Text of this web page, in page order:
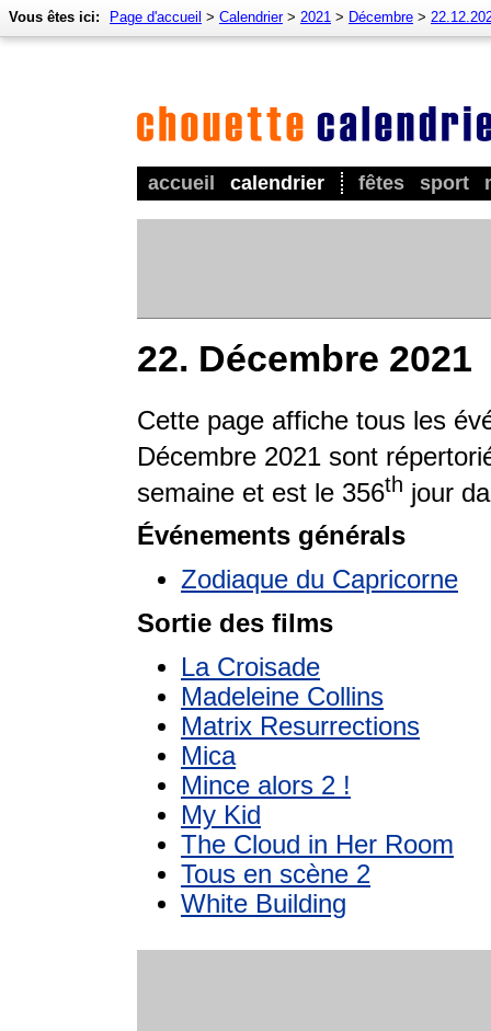
accueil calendrier fêtes sport
Vous êtes ici: Page d'accueil > Calendrier> 2021 > Décembre >
22. Décembre 2021
Cette page affiche tous les
Décembre 2021 sont
semaine et est le 356th jour
Événements générals
Zodiaque du Capricorne
Sortie des films
La Croisade
Madeleine Collins
Matrix Resurrections
Mica
Mince alors 2 !
My Kid
The Cloud in Her Room
Tous en scène 2
White Building